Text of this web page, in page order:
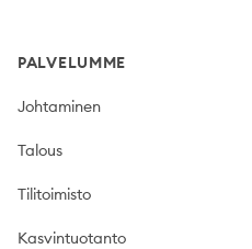
PALVELUMME
Johtaminen
Talous
Tilitoimisto
Kasvintuotanto